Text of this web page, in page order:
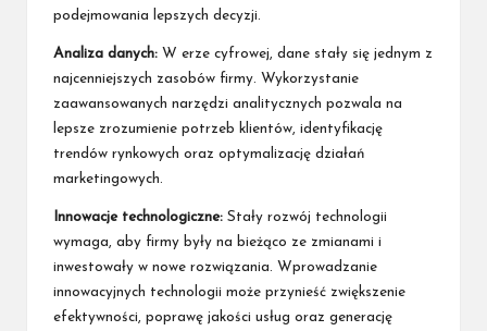
podejmowania lepszych decyzji.
Analiza danych: W erze cyfrowej, dane stały się jednym z
najcenniejszych zasobów firmy. Wykorzystanie
zaawansowanych narzędzi analitycznych pozwala na
lepsze zrozumienie potrzeb klientów, identyfikację
trendów rynkowych oraz optymalizację działań
marketingowych.
Innowacje technologiczne: Stały rozwój technologii
wymaga, aby firmy były na bieżąco ze zmianami i
inwestowały w nowe rozwiązania. Wprowadzanie
innowacyjnych technologii może przynieść zwiększenie
efektywności, poprawę jakości usług oraz generację